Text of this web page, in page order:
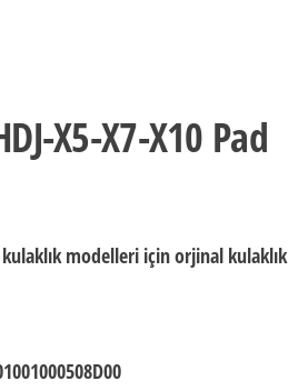
X5-X7-X10 Pad
kulaklık modelleri için orjinal kulaklık